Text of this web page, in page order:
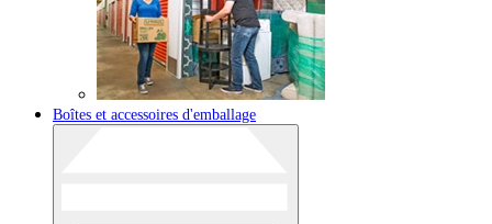
Boîtes et accessoires d'emballage